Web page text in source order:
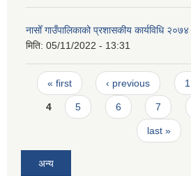
नासोँ गाउँपालिकाको प्रशासकीय कार्यविधि २०७४
मिति: 05/11/2022 - 13:31
Pages
« first ‹ previous 1
4 5 6 7
last »
अन्य